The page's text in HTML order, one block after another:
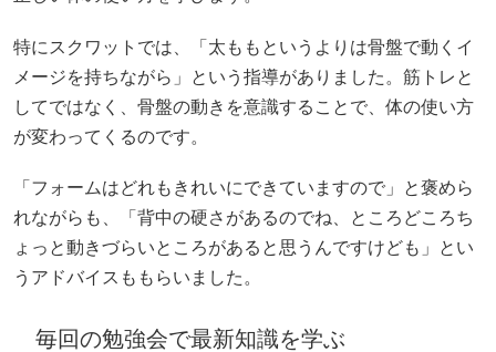
特にスクワットでは、「太ももというよりは骨盤で動くイ
メージを持ちながら」という指導がありました。筋トレと
してではなく、骨盤の動きを意識することで、体の使い方
が変わってくるのです。
「フォームはどれもきれいにできていますので」と褒めら
れながらも、「背中の硬さがあるのでね、ところどころち
ょっと動きづらいところがあると思うんですけども」とい
うアドバイスももらいました。
毎回の勉強会で最新知識を学ぶ